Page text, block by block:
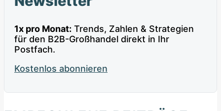
1x pro Monat: Trends, Zahlen & Strategien
für den B2B-Großhandel direkt in Ihr
Postfach.
Kostenlos abonnieren